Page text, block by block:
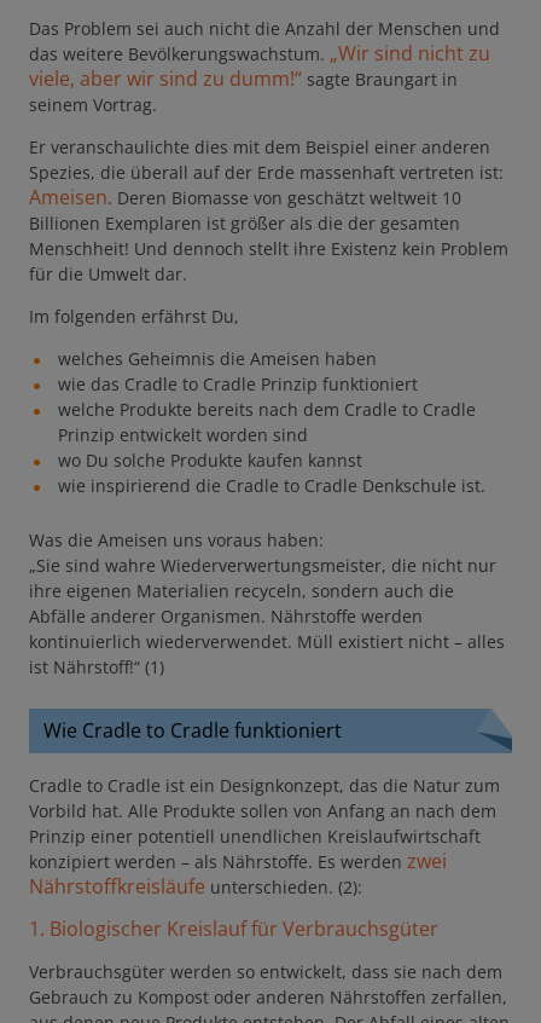
Das Problem sei auch nicht die Anzahl der Menschen und
das weitere Bevölkerungswachstum. „Wir sind nicht zu
viele, aber wir sind zu dumm!“ sagte Braungart in
seinem Vortrag.
Er veranschaulichte dies mit dem Beispiel einer anderen
Spezies, die überall auf der Erde massenhaft vertreten ist:
Ameisen. Deren Biomasse von geschätzt weltweit 10
Billionen Exemplaren ist größer als die der gesamten
Menschheit! Und dennoch stellt ihre Existenz kein Problem
für die Umwelt dar.
Im folgenden erfährst Du,
welches Geheimnis die Ameisen haben
wie das Cradle to Cradle Prinzip funktioniert
welche Produkte bereits nach dem Cradle to Cradle
Prinzip entwickelt worden sind
wo Du solche Produkte kaufen kannst
wie inspirierend die Cradle to Cradle Denkschule ist.
Was die Ameisen uns voraus haben:
„Sie sind wahre Wiederverwertungsmeister, die nicht nur
ihre eigenen Materialien recyceln, sondern auch die
Abfälle anderer Organismen. Nährstoffe werden
kontinuierlich wiederverwendet. Müll existiert nicht – alles
ist Nährstoff!“ (1)
Wie Cradle to Cradle funktioniert
Cradle to Cradle ist ein Designkonzept, das die Natur zum
Vorbild hat. Alle Produkte sollen von Anfang an nach dem
Prinzip einer potentiell unendlichen Kreislaufwirtschaft
konzipiert werden – als Nährstoffe. Es werden zwei
Nährstoffkreisläufe unterschieden. (2):
1. Biologischer Kreislauf für Verbrauchsgüter
Verbrauchsgüter werden so entwickelt, dass sie nach dem
Gebrauch zu Kompost oder anderen Nährstoffen zerfallen,